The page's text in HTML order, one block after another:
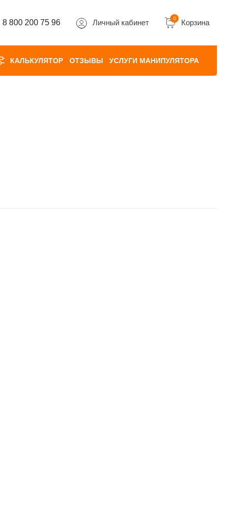
8 800 200 75 96 Личный кабинет 0 Корзина
КАЛЬКУЛЯТОР ОТЗЫВЫ УСЛУГИ МАНИПУЛЯТОРА